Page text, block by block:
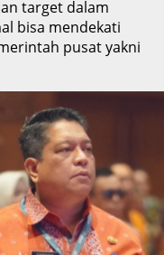
target dalam
bisa mendekati
pusat yakni